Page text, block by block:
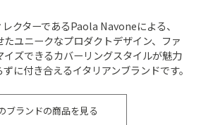
クターであるPaola Navoneによる、
ユニークなプロダクトデザイン、ファ
イズできるカバーリングスタイルが魅力
に付き合えるイタリアンブランドです。
ブランドの商品を見る